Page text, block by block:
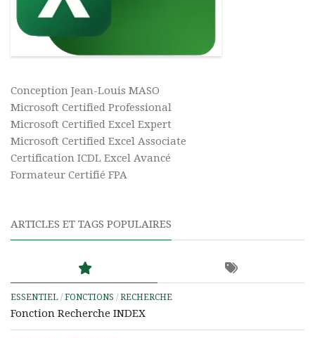
Conception Jean-Louis MASO
Microsoft Certified Professional
Microsoft Certified Excel Expert
Microsoft Certified Excel Associate
Certification ICDL Excel Avancé
Formateur Certifié FPA
ARTICLES ET TAGS POPULAIRES
ESSENTIEL / FONCTIONS / RECHERCHE
Fonction Recherche INDEX